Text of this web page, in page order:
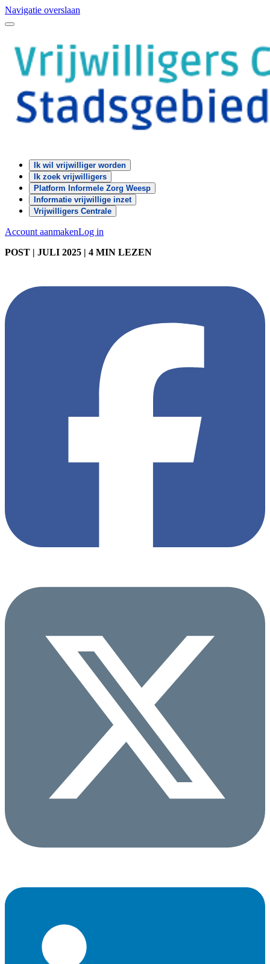
Navigatie overslaan
Ik wil vrijwilliger worden
Ik zoek vrijwilligers
Platform Informele Zorg Weesp
Informatie vrijwillige inzet
Vrijwilligers Centrale
Account aanmakenLog in
POST | JULI 2025 | 4 MIN LEZEN